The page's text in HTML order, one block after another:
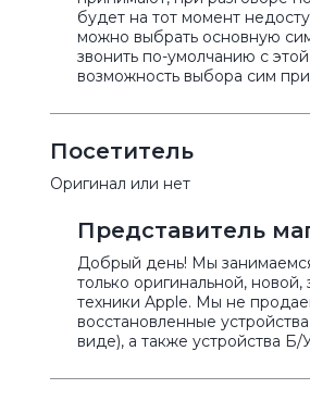
будет на тот момент
можно выбрать основную
звонить по-умолчанию с
возможность выбора сим при
Посетитель
Оригинал или нет
Представитель
Добрый день! Мы
только оригинальной, новой,
техники Apple. Мы не
восстановленные
виде), а также устройства Б/